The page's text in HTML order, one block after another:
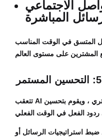
الاجتماعي
المباشرة
المتسق في الوقت المناسب
تتعقب AI أداء الحملة ، ومراقبة تفاعلات المشتري ، ويقوم بتحسين
استراتيجيات الرسائل أو